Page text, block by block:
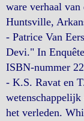
ware verhaal
Huntsville,
- Patrice Van
Devi." In
ISBN-nummer
- K.S. Ravat en
het verleden.